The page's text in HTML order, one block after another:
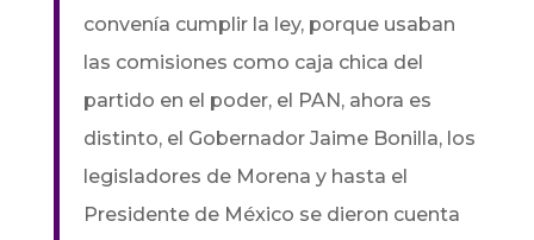
convenía cumplir la ley, porque usaban
las comisiones como caja chica del
partido en el poder, el PAN, ahora es
distinto, el Gobernador Jaime Bonilla, los
legisladores de Morena y hasta el
Presidente de México se dieron cuenta